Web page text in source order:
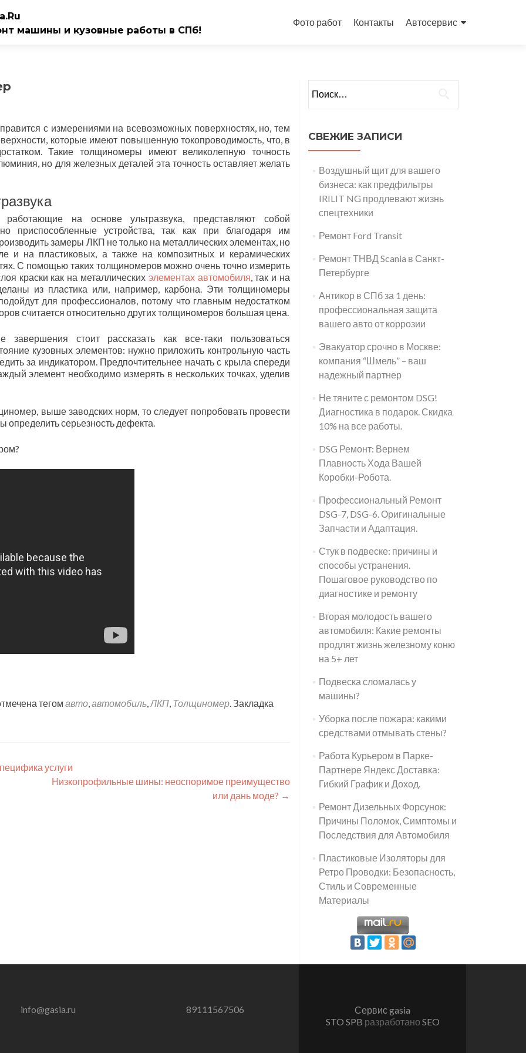
машины и кузовные работы в СПб!
к
Фото работ Контакты Автосервис
с измерениями на всевозможных поверхностях, но, тем
которые имеют повышенную токопроводимость, что, в
Такие толщиномеры имеют великолепную точность
но для железных деталей эта точность оставляет желать
работающие на основе ультразвука, представляют собой
приспособленные устройства, так как при благодаря им
замеры ЛКП не только на металлических элементах, но
и на пластиковых, а также на композитных и керамических
С помощью таких толщиномеров можно очень точно измерить
краски как на металлических элементах автомобиля, так и на
из пластика или, например, карбона. Эти толщиномеры
для профессионалов, потому что главным недостатком
считается относительно других толщиномеров большая цена.
завершения стоит рассказать как все-таки пользоваться
кузовных элементов: нужно приложить контрольную часть
за индикатором. Предпочтительнее начать с крыла спереди
элемент необходимо измерять в нескольких точках, уделив
выше заводских норм, то следует попробовать провести
определить серьезность дефекта.
тегом авто,автомобиль,ЛКП, Толщиномер. Закладка
услуги
Низкопрофильные шины: неоспоримое преимущество
или дань моде? →
СВЕЖИЕ ЗАПИСИ
Воздушный щит для вашего
бизнеса: как предфильтры
IRILIT NG продлевают жизнь
спецтехники
Ремонт Ford Transit
Ремонт ТНВД Scania в Санкт-
Петербурге
Антикор в СПб за 1 день:
профессиональная защита
вашего авто от коррозии
Эвакуатор срочно в Москве:
компания “Шмель” – ваш
надежный партнер
Не тяните с ремонтом DSG!
Диагностика в подарок. Скидка
10% на все работы.
DSG Ремонт: Вернем
Плавность Хода Вашей
Коробки-Робота.
Профессиональный Ремонт
DSG-7, DSG-6. Оригинальные
Запчасти и Адаптация.
Стук в подвеске: причины и
способы устранения.
Пошаговое руководство по
диагностике и ремонту
Вторая молодость вашего
автомобиля: Какие ремонты
продлят жизнь железному коню
на 5+ лет
Подвеска сломалась у
машины?
Уборка после пожара: какими
средствами отмывать стены?
Работа Курьером в Парке-
Партнере Яндекс Доставка:
Гибкий График и Доход.
Ремонт Дизельных Форсунок:
Причины Поломок, Симптомы и
Последствия для Автомобиля
Пластиковые Изоляторы для
Ретро Проводки: Безопасность,
Стиль и Современные
Материалы
info@gasia.ru 89111567506
Сервис gasia
STO SPB разработано SEO